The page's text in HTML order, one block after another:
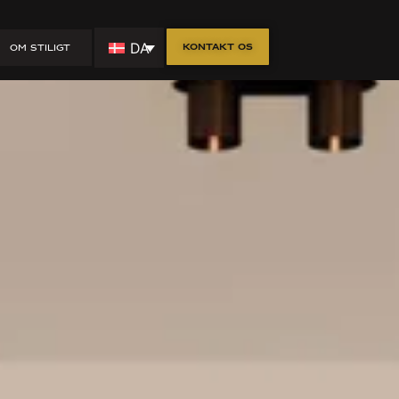
OM STILIGT DA Kontakt os